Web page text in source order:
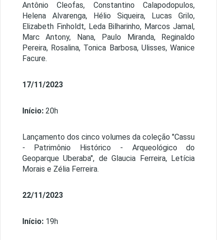
Antônio Cleofas, Constantino Calapodopulos,
Helena Alvarenga, Hélio Siqueira, Lucas Grilo,
Elizabeth Finholdt, Leda Bilharinho, Marcos Jamal,
Marc Antony, Nana, Paulo Miranda, Reginaldo
Pereira, Rosalina, Tonica Barbosa, Ulisses, Wanice
Facure.
17/11/2023
Início:20h
Lançamento dos cinco volumes da coleção "Cassu
- Patrimônio Histórico - Arqueológico do
Geoparque Uberaba", de Glaucia Ferreira, Letícia
Morais e Zélia Ferreira.
22/11/2023
Início:19h